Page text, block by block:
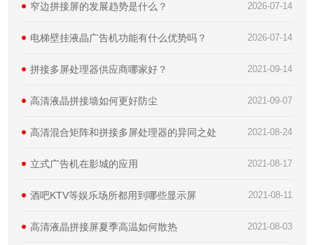
2026-07-14
窄边拼接屏的发展趋势是什么？
2026-07-14
电梯壁挂液晶广告机功能有什么优势吗？
2021-09-14
拼接多屏处理器供应商哪家好？
2021-09-07
高清液晶拼接墙如何更好防尘
2021-08-24
高清混合矩阵和拼接多屏处理器的异同之处
2021-08-17
立式广告机在影城的应用
2021-08-11
酒吧KTV等娱乐场所都用到哪些显示屏
2021-08-03
高清液晶拼接屏夏季高温如何散热